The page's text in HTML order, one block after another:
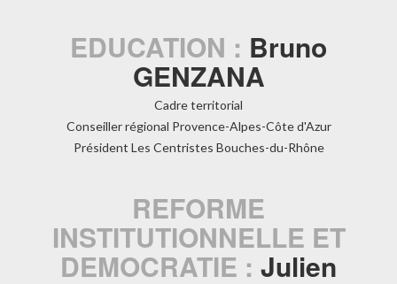
EDUCATION : Bruno
GENZANA
Cadre territorial
Conseiller régional Provence-Alpes-Côte d'Azur
Président Les Centristes Bouches-du-Rhône
REFORME
INSTITUTIONNELLE ET
DEMOCRATIE : Julien